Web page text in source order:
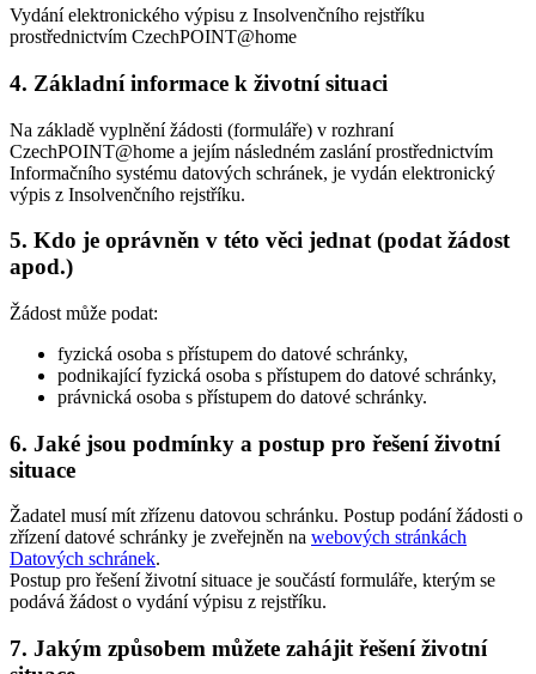
Vydání elektronického výpisu z Insolvenčního rejstříku
prostřednictvím CzechPOINT@home
4. Základní informace k životní situaci
Na základě vyplnění žádosti (formuláře) v rozhraní
CzechPOINT@home a jejím následném zaslání prostřednictvím
Informačního systému datových schránek, je vydán elektronický
výpis z Insolvenčního rejstříku.
5. Kdo je oprávněn v této věci jednat (podat žádost
apod.)
Žádost může podat:
fyzická osoba s přístupem do datové schránky,
podnikající fyzická osoba s přístupem do datové schránky,
právnická osoba s přístupem do datové schránky.
6. Jaké jsou podmínky a postup pro řešení životní
situace
Žadatel musí mít zřízenu datovou schránku. Postup podání žádosti o
zřízení datové schránky je zveřejněn na webových stránkách
Datových schránek.
Postup pro řešení životní situace je součástí formuláře, kterým se
podává žádost o vydání výpisu z rejstříku.
7. Jakým způsobem můžete zahájit řešení životní